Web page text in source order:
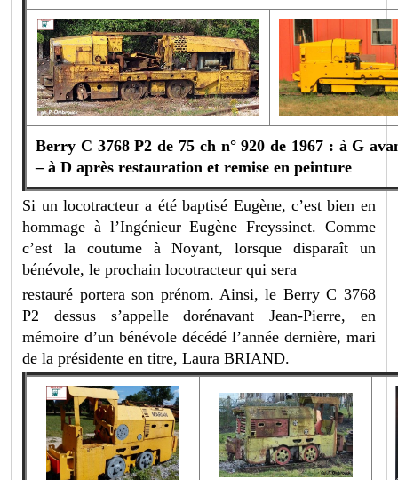
Berry C 3768 P2 de 75 ch n° 920 de 1967 : à G
– à D après restauration et remise en peinture
Si un locotracteur a été baptisé Eugène, c’est bien en
hommage à l’Ingénieur Eugène Freyssinet. Comme
c’est la coutume à Noyant, lorsque disparaît un
bénévole, le prochain locotracteur qui sera
restauré portera son prénom. Ainsi, le Berry C 3768
P2 dessus s’appelle dorénavant Jean-Pierre, en
mémoire d’un bénévole décédé l’année dernière, mari
de la présidente en titre, Laura BRIAND.